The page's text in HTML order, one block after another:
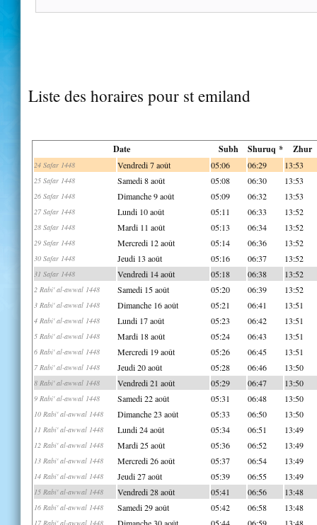
Liste des horaires pour st emiland
Date Subh Shuruq * Zhur
24 Safar 1448 Vendredi 7 août 05:06 06:29 13:53
25 Safar 1448 Samedi 8 août 05:08 06:30 13:53
26 Safar 1448 Dimanche 9 août 05:09 06:32 13:53
27 Safar 1448 Lundi 10 août 05:11 06:33 13:52
28 Safar 1448 Mardi 11 août 05:13 06:34 13:52
29 Safar 1448 Mercredi 12 août 05:14 06:36 13:52
30 Safar 1448 Jeudi 13 août 05:16 06:37 13:52
31 Safar 1448 Vendredi 14 août 05:18 06:38 13:52
2 Rabi' al-awwal 1448 Samedi 15 août 05:20 06:39 13:52
3 Rabi' al-awwal 1448 Dimanche 16 août 05:21 06:41 13:51
4 Rabi' al-awwal 1448 Lundi 17 août 05:23 06:42 13:51
5 Rabi' al-awwal 1448 Mardi 18 août 05:24 06:43 13:51
6 Rabi' al-awwal 1448 Mercredi 19 août 05:26 06:45 13:51
7 Rabi' al-awwal 1448 Jeudi 20 août 05:28 06:46 13:50
8 Rabi' al-awwal 1448 Vendredi 21 août 05:29 06:47 13:50
9 Rabi' al-awwal 1448 Samedi 22 août 05:31 06:48 13:50
10 Rabi' al-awwal 1448 Dimanche 23 août 05:33 06:50 13:50
11 Rabi' al-awwal 1448 Lundi 24 août 05:34 06:51 13:49
12 Rabi' al-awwal 1448 Mardi 25 août 05:36 06:52 13:49
13 Rabi' al-awwal 1448 Mercredi 26 août 05:37 06:54 13:49
14 Rabi' al-awwal 1448 Jeudi 27 août 05:39 06:55 13:49
15 Rabi' al-awwal 1448 Vendredi 28 août 05:41 06:56 13:48
16 Rabi' al-awwal 1448 Samedi 29 août 05:42 06:58 13:48
17 Rabi' al-awwal 1448